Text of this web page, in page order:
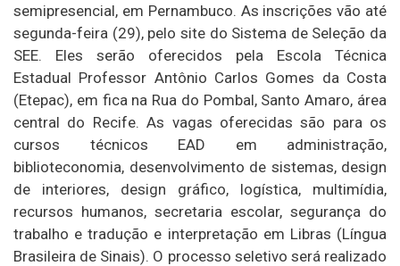
semipresencial, em Pernambuco. As inscrições vão até
segunda-feira (29), pelo site do Sistema de Seleção da
SEE. Eles serão oferecidos pela Escola Técnica
Estadual Professor Antônio Carlos Gomes da Costa
(Etepac), em fica na Rua do Pombal, Santo Amaro, área
central do Recife. As vagas oferecidas são para os
cursos técnicos EAD em administração,
biblioteconomia, desenvolvimento de sistemas, design
de interiores, design gráfico, logística, multimídia,
recursos humanos, secretaria escolar, segurança do
trabalho e tradução e interpretação em Libras (Língua
Brasileira de Sinais). O processo seletivo será realizado